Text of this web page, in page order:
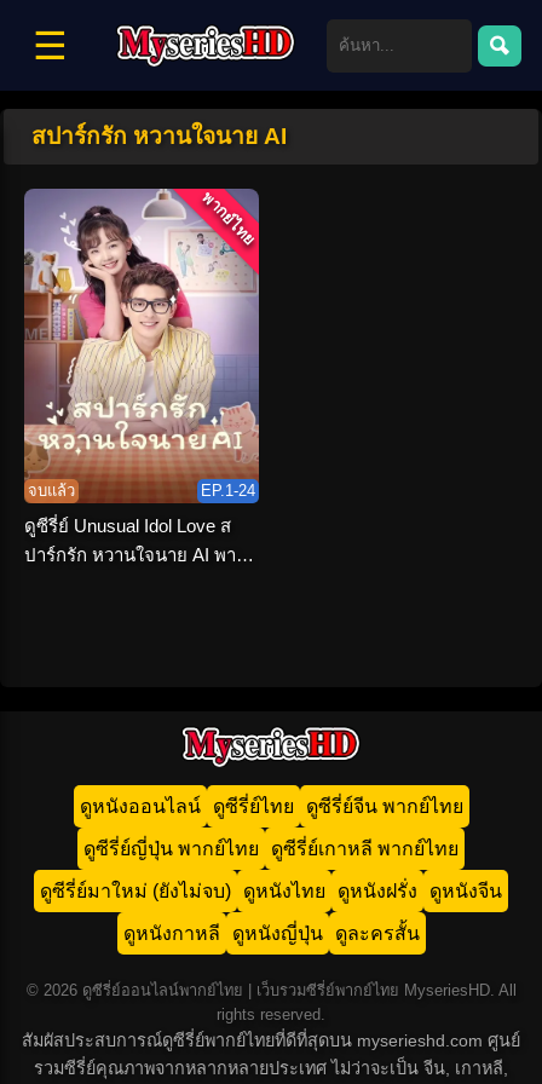
☰
สปาร์กรัก หวานใจนาย AI
จบแล้ว EP.1-24
พากย์ไทย
ดูซีรี่ย์ Unusual Idol Love ส
ปาร์กรัก หวานใจนาย AI พากย์
ดูหนังออนไลน์ ดูซีรี่ย์ไทย ดูซีรี่ย์จีน พากย์ไทย
ดูซีรี่ย์ญี่ปุ่น พากย์ไทย ดูซีรี่ย์เกาหลี พากย์ไทย
ดูซีรี่ย์มาใหม่ (ยังไม่จบ) ดูหนังไทย ดูหนังฝรั่ง ดูหนังจีน
ดูหนังกาหลี ดูหนังญี่ปุ่น ดูละครสั้น
© 2026 ดูซีรี่ย์ออนไลน์พากย์ไทย | เว็บรวมซีรี่ย์พากย์ไทย MyseriesHD. All
rights reserved.
สัมผัสประสบการณ์ดูซีรี่ย์พากย์ไทยที่ดีที่สุดบน myserieshd.com ศูนย์
รวมซีรี่ย์คุณภาพจากหลากหลายประเทศ ไม่ว่าจะเป็น จีน, เกาหลี,